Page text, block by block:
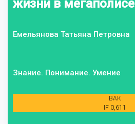
жизни в мегаполисе
Емельянова Татьяна Петровна
Знание. Понимание. Умение
ВАК
IF 0,611